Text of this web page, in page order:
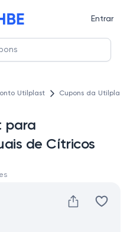
Entrar
Utilplast Cupons da Utilplast
para
de Cítricos